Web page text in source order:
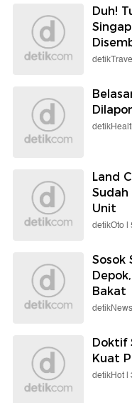
Duh!
Land
Sudah
Unit
detikOto |
Sosok
Bakat
Doktif
Kuat
detikHot |